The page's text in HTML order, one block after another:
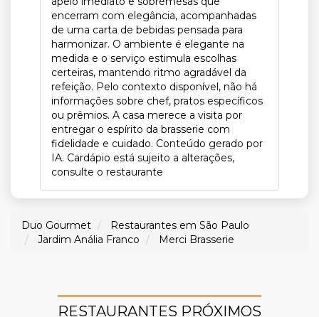
encerram com elegância, acompanhadas
de uma carta de bebidas pensada para
harmonizar. O ambiente é elegante na
medida e o serviço estimula escolhas
certeiras, mantendo ritmo agradável da
refeição. Pelo contexto disponível, não há
informações sobre chef, pratos específicos
ou prêmios. A casa merece a visita por
entregar o espírito da brasserie com
fidelidade e cuidado. Conteúdo gerado por
IA. Cardápio está sujeito a alterações,
consulte o restaurante
Duo Gourmet
Restaurantes em São Paulo
Jardim Anália Franco
Merci Brasserie
RESTAURANTES PRÓXIMOS